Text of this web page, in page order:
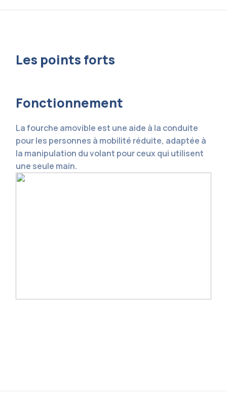
Les points forts
Fonctionnement
La fourche amovible est une aide à la conduite
pour les personnes à mobilité réduite, adaptée à
la manipulation du volant pour ceux qui utilisent
une seule main.